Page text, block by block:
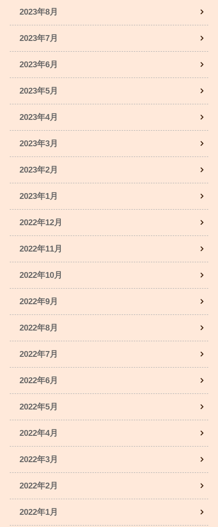
2023年8月
2023年7月
2023年6月
2023年5月
2023年4月
2023年3月
2023年2月
2023年1月
2022年12月
2022年11月
2022年10月
2022年9月
2022年8月
2022年7月
2022年6月
2022年5月
2022年4月
2022年3月
2022年2月
2022年1月